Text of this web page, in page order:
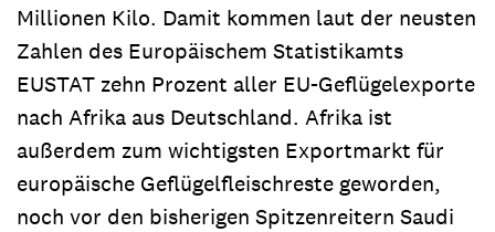
Millionen Kilo. Damit kommen laut der neusten
Zahlen des Europäischem Statistikamts
EUSTAT zehn Prozent aller EU-Geflügelexporte
nach Afrika aus Deutschland. Afrika ist
außerdem zum wichtigsten Exportmarkt für
europäische Geflügelfleischreste geworden,
noch vor den bisherigen Spitzenreitern Saudi